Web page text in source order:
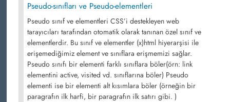
Pseudo-sınıfları ve Pseudo-elementleri
Pseudo sınıf ve elementleri CSS’i destekleyen web
tarayıcıları tarafından otomatik olarak tanınan özel sınıf ve
elementlerdir. Bu sınıf ve elementler (x)html hiyerarşisi ile
erişemediğimiz element ve sınıflara erişmemizi sağlar.
Pseudo sınıfı bir elementi farklı sınıflara böler(örn: link
elementini active, visited vd. sınıflarına böler) Pseudo
elementi ise bir elementi alt kısımlara böler (örneğin bir
paragrafın ilk harfi, bir paragrafın ilk satırı gibi. )